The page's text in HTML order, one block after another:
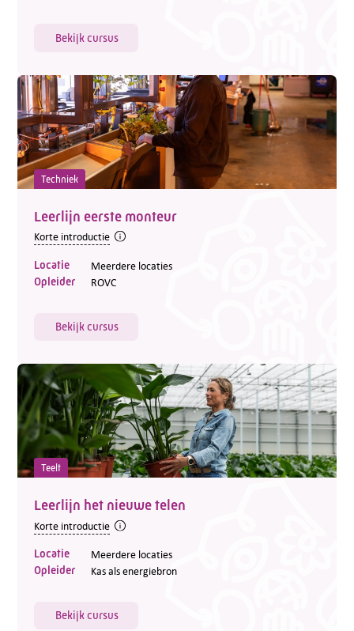
Bekijk cursus
Techniek
Leerlijn eerste monteur
Korte introductie
Locatie Meerdere locaties
Opleider ROVC
Bekijk cursus
Teelt
Leerlijn het nieuwe telen
Korte introductie
Locatie Meerdere locaties
Opleider Kas als energiebron
Bekijk cursus